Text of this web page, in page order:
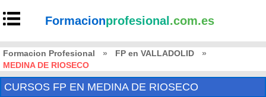
Formacionprofesional .com.es
Formacion Profesional » FP en VALLADOLID
»
MEDINA DE RIOSECO
CURSOS FP EN MEDINA DE RIOSECO